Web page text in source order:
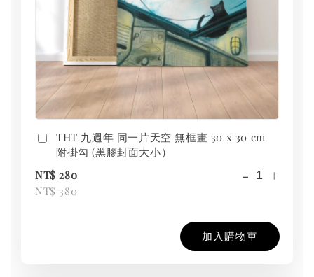
THT 九週年 同一片天空 無框畫 30 x 30 cm
附掛勾 (黑膠封面大小）
NT$ 280
NT$ 380
- +
加入購物車